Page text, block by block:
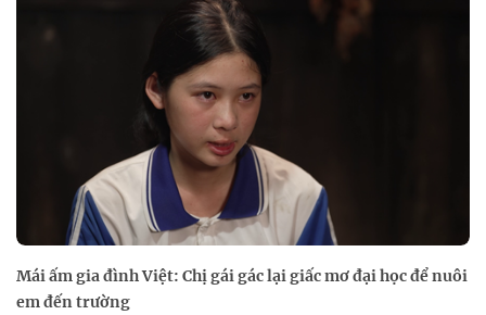
Mái ấm gia đình Việt: Chị gái gác lại giấc mơ đại học để nuôi
em đến trường